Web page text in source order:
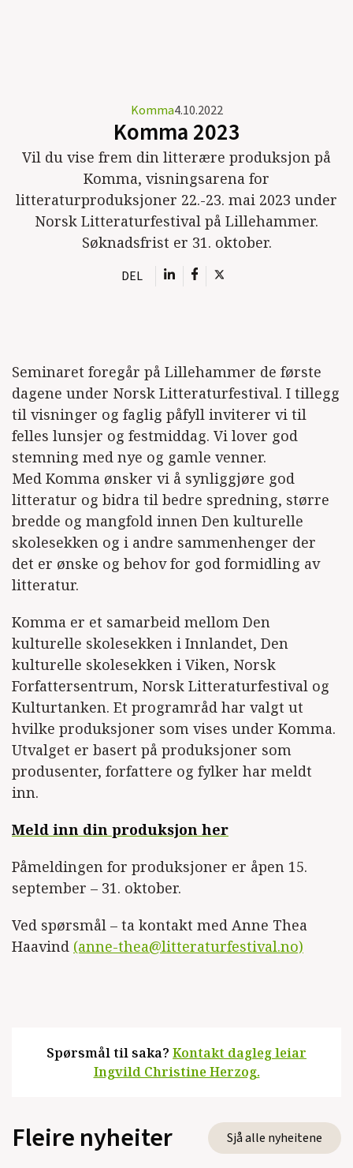
Komma4.10.2022
Komma 2023
Vil du vise frem din litterære produksjon på
Komma, visningsarena for
litteraturproduksjoner 22.-23. mai 2023 under
Norsk Litteraturfestival på Lillehammer.
Søknadsfrist er 31. oktober.
DEL
Seminaret foregår på Lillehammer de første
dagene under Norsk Litteraturfestival. I tillegg
til visninger og faglig påfyll inviterer vi til
felles lunsjer og festmiddag. Vi lover god
stemning med nye og gamle venner.
Med Komma ønsker vi å synliggjøre god
litteratur og bidra til bedre spredning, større
bredde og mangfold innen Den kulturelle
skolesekken og i andre sammenhenger der
det er ønske og behov for god formidling av
litteratur.
Komma er et samarbeid mellom Den
kulturelle skolesekken i Innlandet, Den
kulturelle skolesekken i Viken, Norsk
Forfattersentrum, Norsk Litteraturfestival og
Kulturtanken. Et programråd har valgt ut
hvilke produksjoner som vises under Komma.
Utvalget er basert på produksjoner som
produsenter, forfattere og fylker har meldt
inn.
Meld inn din produksjon her
Påmeldingen for produksjoner er åpen 15.
september – 31. oktober.
Ved spørsmål – ta kontakt med Anne Thea
Haavind (anne-thea@litteraturfestival.no)
Spørsmål til saka? Kontakt dagleg leiar
Ingvild Christine Herzog.
Fleire nyheiter Sjå alle nyheitene